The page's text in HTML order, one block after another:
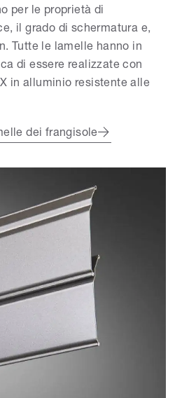
per le proprietà di
il grado di schermatura e,
Tutte le lamelle hanno in
di essere realizzate con
in alluminio resistente alle
dei frangisole